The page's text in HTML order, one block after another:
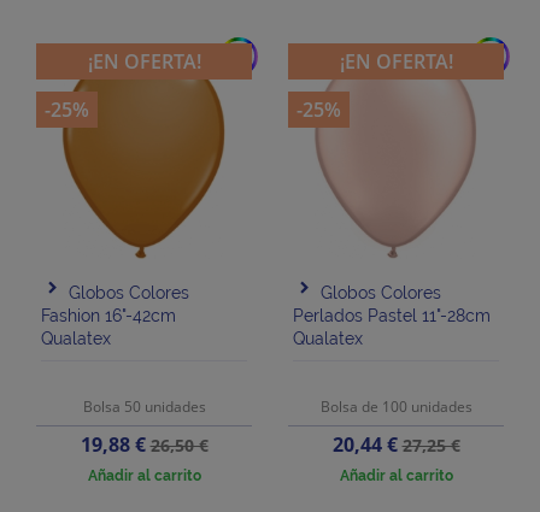
add
Globos Colores
Fashion 16"-42cm
Qualatex
Bolsa 50 unidades
Precio
19,88 €Precio
base
26,50 €
Añadir al carrito
¡EN OFERTA!
-25%
add
Globos Colores
Perlados Pastel 11"-28cm
Qualatex
Bolsa de 100 unidades
Precio
20,44 €Precio
base
27,25 €
Añadir al carrito
¡EN OFERTA!
-25%